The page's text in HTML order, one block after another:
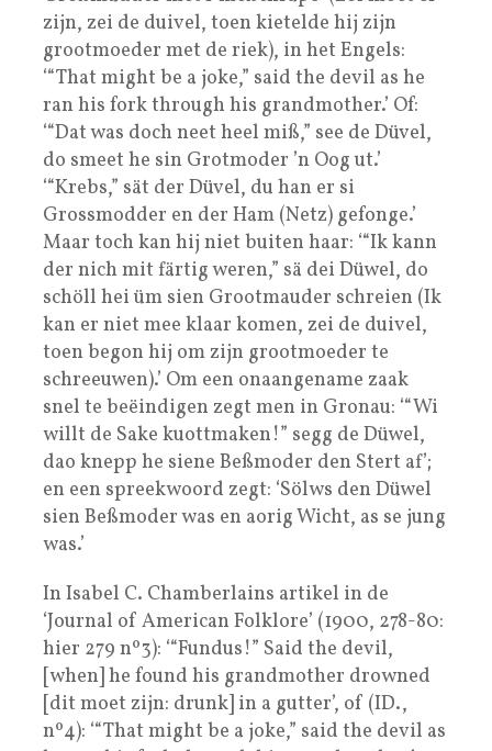
zijn, zei de duivel, toen kietelde hij zijn
grootmoeder met de riek), in het Engels:
‘“That might be a joke,” said the devil as he
ran his fork through his grandmother.’ Of:
‘“Dat was doch neet heel miß,” see de Düvel,
do smeet he sin Grotmoder ’n Oog ut.’
‘“Krebs,” sät der Düvel, du han er si
Grossmodder en der Ham (Netz) gefonge.’
Maar toch kan hij niet buiten haar: ‘“Ik kann
der nich mit färtig weren,” sä dei Düwel, do
schöll hei üm sien Grootmauder schreien (Ik
kan er niet mee klaar komen, zei de duivel,
toen begon hij om zijn grootmoeder te
schreeuwen).’ Om een onaangename zaak
snel te beëindigen zegt men in Gronau: ‘“Wi
willt de Sake kuottmaken!” segg de Düwel,
dao knepp he siene Beßmoder den Stert af’;
en een spreekwoord zegt: ‘Sölws den Düwel
sien Beßmoder was en aorig Wicht, as se jung
was.’
In Isabel C. Chamberlains artikel in de
‘Journal of American Folklore’ (1900, 278-80:
hier 279 nº3): ‘“Fundus!” Said the devil,
[when] he found his grandmother drowned
[dit moet zijn: drunk] in a gutter’, of (ID.,
nº4): ‘“That might be a joke,” said the devil as